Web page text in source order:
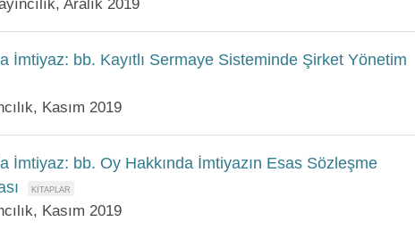
Aralık 2019
İmtiyaz: bb. Kayıtlı Sermaye Sisteminde Şirket Yönetim
Kasım 2019
İmtiyaz: bb. Oy Hakkında İmtiyazın Esas Sözleşme
Kasım 2019